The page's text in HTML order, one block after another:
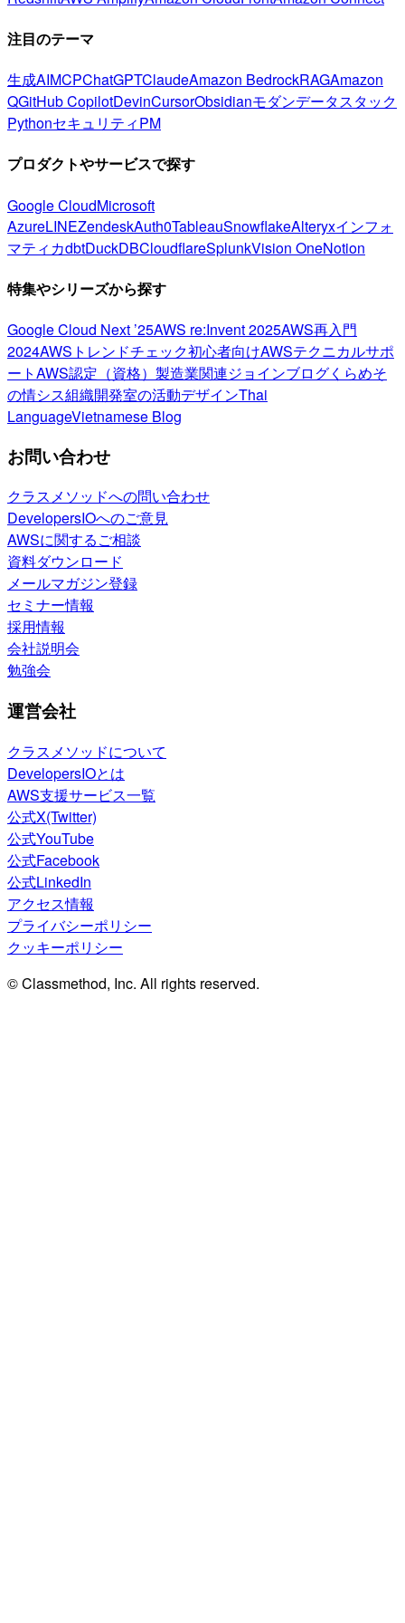
注目のテーマ
生成AIMCPChatGPTClaudeAmazon BedrockRAGAmazon
QGitHub CopilotDevinCursorObsidianモダンデータスタック
PythonセキュリティPM
プロダクトやサービスで探す
Google CloudMicrosoft
AzureLINEZendeskAuth0TableauSnowflakeAlteryxインフォ
マティカdbtDuckDBCloudflareSplunkVision OneNotion
特集やシリーズから探す
Google Cloud Next ’25AWS re:Invent 2025AWS再入門
2024AWSトレンドチェック初心者向けAWSテクニカルサポ
ートAWS認定（資格） 製造業関連ジョインブログくらめそ
の情シス組織開発室の活動デザインThai
LanguageVietnamese Blog
お問い合わせ
クラスメソッドへの問い合わせ
DevelopersIOへのご意見
AWSに関するご相談
資料ダウンロード
メールマガジン登録
セミナー情報
採用情報
会社説明会
勉強会
運営会社
クラスメソッドについて
DevelopersIOとは
AWS支援サービス一覧
公式X(Twitter)
公式YouTube
公式Facebook
公式LinkedIn
アクセス情報
プライバシーポリシー
クッキーポリシー
© Classmethod, Inc. All rights reserved.